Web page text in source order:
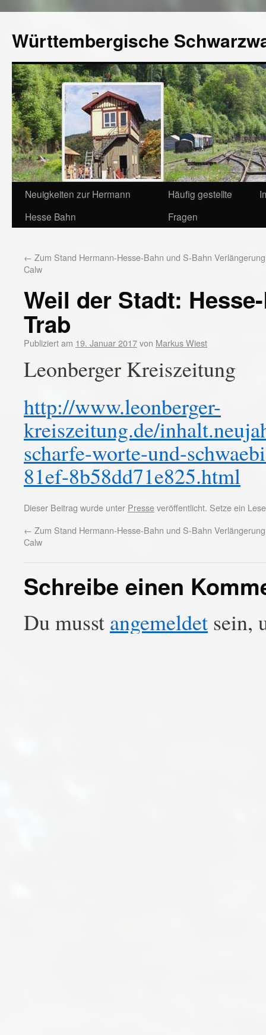
Württembergische
Neuigkeiten zur Hermann
Hesse Bahn
Häufig gestellte
Fragen
← Zum Stand Hermann-Hesse-Bahn und S-Bahn
Calw
Weil der Stadt:
Trab
Publiziert am 19. Januar 2017von Markus Wiest
Leonberger Kreiszeitung
http://www.leonberger-
kreiszeitung.de/
scharfe-worte-und-
81ef-8b58dd71e825.html
Dieser Beitrag wurde unter Presseveröffentlicht. Setze ein
← Zum Stand Hermann-Hesse-Bahn und S-Bahn
Calw
Schreibe einen
Du musst angemeldet sein,